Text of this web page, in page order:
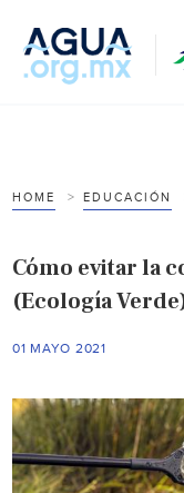
HOME EDUCACIÓN
Cómo evitar la
(Ecología
01 MAYO 2021